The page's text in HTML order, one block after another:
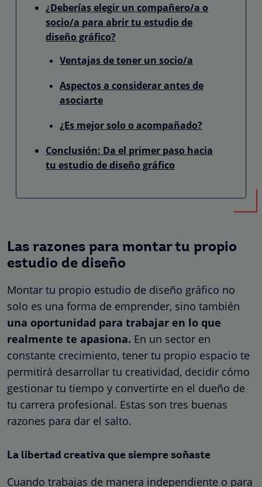
¿Deberías elegir un compañero/a o
socio/a para abrir tu estudio de
diseño gráfico?
Ventajas de tener un socio/a
Aspectos a considerar antes de
asociarte
¿Es mejor solo o acompañado?
Conclusión: Da el primer paso hacia
tu estudio de diseño gráfico
Las razones para montar tu propio
estudio de diseño
Montar tu propio estudio de diseño gráfico no
solo es una forma de emprender, sino también
una oportunidad para trabajar en lo que
realmente te apasiona. En un sector en
constante crecimiento, tener tu propio espacio te
permitirá desarrollar tu creatividad, decidir cómo
gestionar tu tiempo y convertirte en el dueño de
tu carrera profesional. Estas son tres buenas
razones para dar el salto.
La libertad creativa que siempre soñaste
Cuando trabajas de manera independiente o para